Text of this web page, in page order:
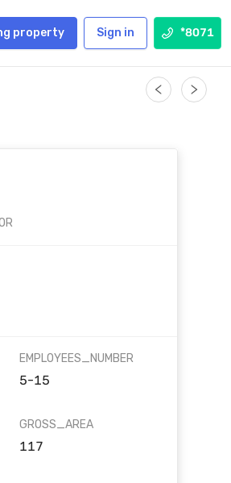
*8071
Sign in
property
EMPLOYEES_NUMBER
5-15
GROSS_AREA
117